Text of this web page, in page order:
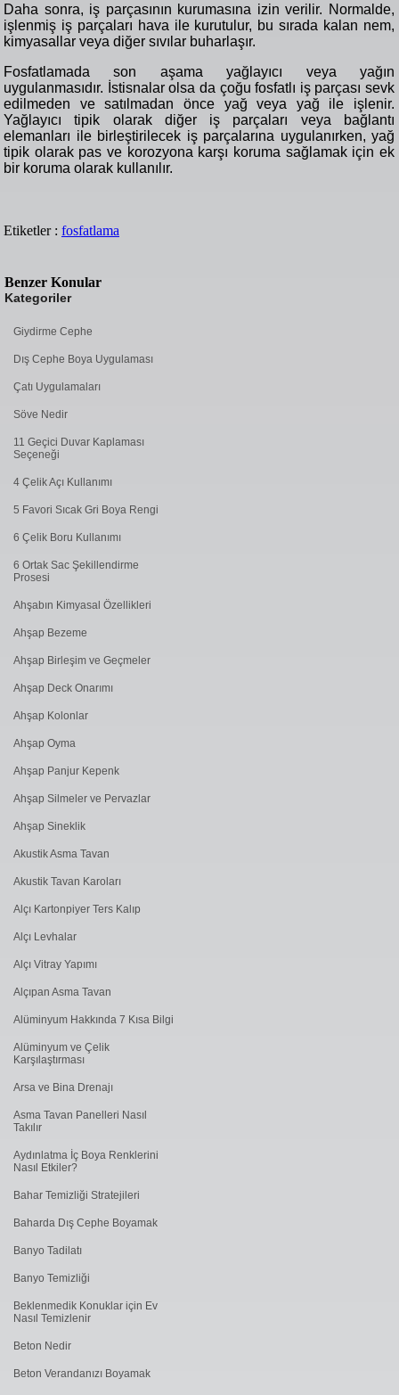
Daha sonra, iş parçasının kurumasına izin verilir. Normalde,
işlenmiş iş parçaları hava ile kurutulur, bu sırada kalan nem,
kimyasallar veya diğer sıvılar buharlaşır.
Fosfatlamada son aşama yağlayıcı veya yağın
uygulanmasıdır. İstisnalar olsa da çoğu fosfatlı iş parçası sevk
edilmeden ve satılmadan önce yağ veya yağ ile işlenir.
Yağlayıcı tipik olarak diğer iş parçaları veya bağlantı
elemanları ile birleştirilecek iş parçalarına uygulanırken, yağ
tipik olarak pas ve korozyona karşı koruma sağlamak için ek
bir koruma olarak kullanılır.
Etiketler : fosfatlama
Benzer Konular
Kategoriler
Giydirme Cephe
Dış Cephe Boya Uygulaması
Çatı Uygulamaları
Söve Nedir
11 Geçici Duvar Kaplaması
Seçeneği
4 Çelik Açı Kullanımı
5 Favori Sıcak Gri Boya Rengi
6 Çelik Boru Kullanımı
6 Ortak Sac Şekillendirme
Prosesi
Ahşabın Kimyasal Özellikleri
Ahşap Bezeme
Ahşap Birleşim ve Geçmeler
Ahşap Deck Onarımı
Ahşap Kolonlar
Ahşap Oyma
Ahşap Panjur Kepenk
Ahşap Silmeler ve Pervazlar
Ahşap Sineklik
Akustik Asma Tavan
Akustik Tavan Karoları
Alçı Kartonpiyer Ters Kalıp
Alçı Levhalar
Alçı Vitray Yapımı
Alçıpan Asma Tavan
Alüminyum Hakkında 7 Kısa Bilgi
Alüminyum ve Çelik
Karşılaştırması
Arsa ve Bina Drenajı
Asma Tavan Panelleri Nasıl
Takılır
Aydınlatma İç Boya Renklerini
Nasıl Etkiler?
Bahar Temizliği Stratejileri
Baharda Dış Cephe Boyamak
Banyo Tadilatı
Banyo Temizliği
Beklenmedik Konuklar için Ev
Nasıl Temizlenir
Beton Nedir
Beton Verandanızı Boyamak